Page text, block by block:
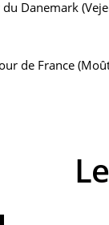
Danemark
de France